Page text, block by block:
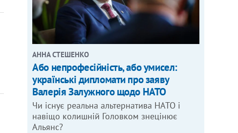
АННА СТЕШЕНКО
Або непрофесійність, або умисел:
українські дипломати про заяву
Валерія Залужного щодо НАТО
Чи існує реальна альтернатива НАТО і
навіщо колишній Головком знецінює
Альянс?